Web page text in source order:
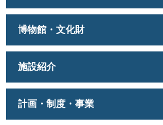
博物館・文化財
施設紹介
計画・制度・事業